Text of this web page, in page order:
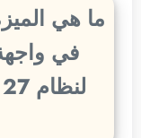
ما هي
في